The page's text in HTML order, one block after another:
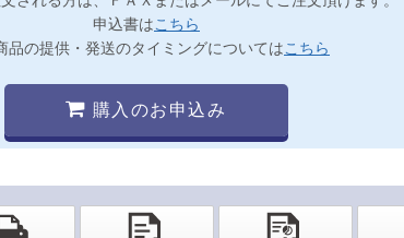
申込書はこちら
品の提供・発送のタイミングについてはこちら
購入のお申込み